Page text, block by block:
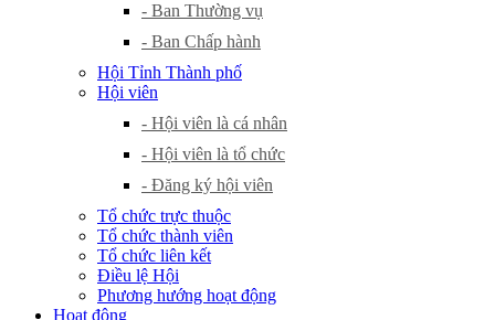
- Ban Thường vụ
- Ban Chấp hành
Hội Tỉnh Thành phố
Hội viên
- Hội viên là cá nhân
- Hội viên là tổ chức
- Đăng ký hội viên
Tổ chức trực thuộc
Tổ chức thành viên
Tổ chức liên kết
Điều lệ Hội
Phương hướng hoạt động
Hoạt động